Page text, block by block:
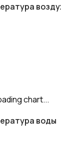
chart...
воды